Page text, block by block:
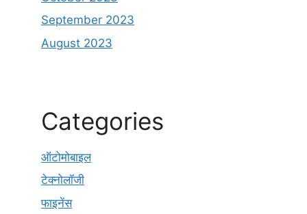
September 2023
August 2023
Categories
ऑटोमोबाइल
टेक्नोलॉजी
फाइनेंस